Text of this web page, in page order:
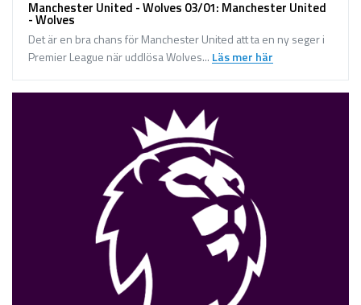
Manchester United - Wolves 03/01: Manchester United
- Wolves
Det är en bra chans för Manchester United att ta en ny seger i
Premier League när uddlösa Wolves... Läs mer här